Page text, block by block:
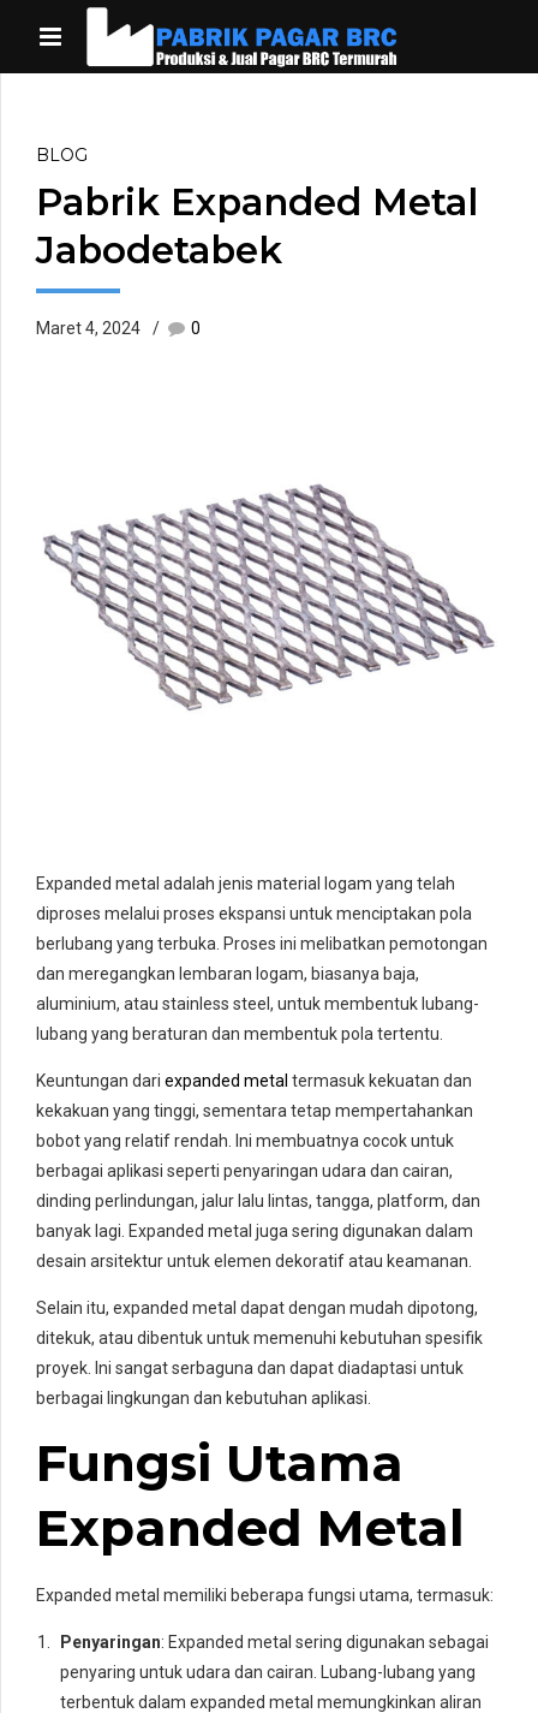
BLOG
Pabrik Expanded Metal
Jabodetabek
Maret 4, 2024 0
Expanded metal adalah jenis material logam yang telah
diproses melalui proses ekspansi untuk menciptakan pola
berlubang yang terbuka. Proses ini melibatkan pemotongan
dan meregangkan lembaran logam, biasanya baja,
aluminium, atau stainless steel, untuk membentuk lubang-
lubang yang beraturan dan membentuk pola tertentu.
Keuntungan dari expanded metal termasuk kekuatan dan
kekakuan yang tinggi, sementara tetap mempertahankan
bobot yang relatif rendah. Ini membuatnya cocok untuk
berbagai aplikasi seperti penyaringan udara dan cairan,
dinding perlindungan, jalur lalu lintas, tangga, platform, dan
banyak lagi. Expanded metal juga sering digunakan dalam
desain arsitektur untuk elemen dekoratif atau keamanan.
Selain itu, expanded metal dapat dengan mudah dipotong,
ditekuk, atau dibentuk untuk memenuhi kebutuhan spesifik
proyek. Ini sangat serbaguna dan dapat diadaptasi untuk
berbagai lingkungan dan kebutuhan aplikasi.
Fungsi Utama
Expanded Metal
Expanded metal memiliki beberapa fungsi utama, termasuk:
Penyaringan: Expanded metal sering digunakan sebagai
penyaring untuk udara dan cairan. Lubang-lubang yang
terbentuk dalam expanded metal memungkinkan aliran